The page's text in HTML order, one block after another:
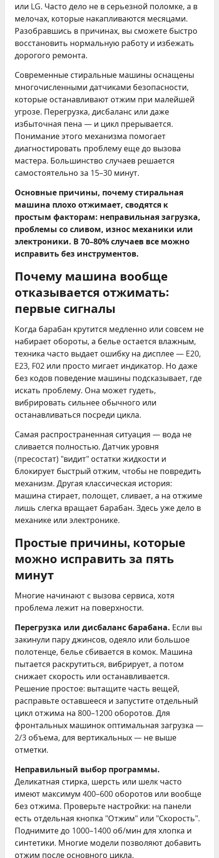
или LG. Часто дело не в серьезной поломке, а в
мелочах, которые накапливаются месяцами.
Разобравшись в причинах, вы сможете быстро
восстановить нормальную работу и избежать
дорогого ремонта.
Современные стиральные машины оснащены
многочисленными датчиками безопасности,
которые останавливают отжим при малейшей
угрозе. Перегрузка, дисбаланс или даже
избыточная пена — и цикл прерывается.
Понимание этого механизма помогает
диагностировать проблему еще до вызова
мастера. Большинство случаев решается
самостоятельно за 15–30 минут.
Основные причины, почему стиральная
машина плохо отжимает, сводятся к
простым факторам: неправильная загрузка,
проблемы со сливом, износ механики или
электроники. В 70–80% случаев все можно
исправить без инструментов.
Почему машина вообще
отказывается отжимать:
первые сигналы
Когда барабан крутится медленно или совсем не
набирает обороты, а белье остается влажным,
техника часто выдает ошибку на дисплее — E20,
E23, F02 или просто мигает индикатор. Но даже
без кодов поведение машины подсказывает, где
искать проблему. Она может гудеть,
вибрировать сильнее обычного или
останавливаться посреди цикла.
Самая распространенная ситуация — вода не
сливается полностью. Датчик уровня
(пресостат) "видит" остатки жидкости и
блокирует быстрый отжим, чтобы не повредить
механизм. Другая классическая история:
машина стирает, полощет, сливает, а на отжиме
лишь слегка вращает барабан. Здесь уже дело в
механике или электронике.
Простые причины, которые
можно исправить за пять
минут
Многие начинают с вызова сервиса, хотя
проблема лежит на поверхности.
Перегрузка или дисбаланс барабана. Если вы
закинули пару джинсов, одеяло или большое
полотенце, белье сбивается в комок. Машина
пытается раскрутиться, вибрирует, а потом
снижает скорость или останавливается.
Решение простое: вытащите часть вещей,
расправьте оставшееся и запустите отдельный
цикл отжима на 800–1200 оборотов. Для
фронтальных машинок оптимальная загрузка —
2/3 объема, для вертикальных — не выше
отметки.
Неправильный выбор программы.
Деликатная стирка, шерсть или шелк часто
имеют максимум 400–600 оборотов или вообще
без отжима. Проверьте настройки: на панели
есть отдельная кнопка "Отжим" или "Скорость".
Поднимите до 1000–1400 об/мин для хлопка и
синтетики. Многие модели позволяют добавить
отжим после основного цикла.